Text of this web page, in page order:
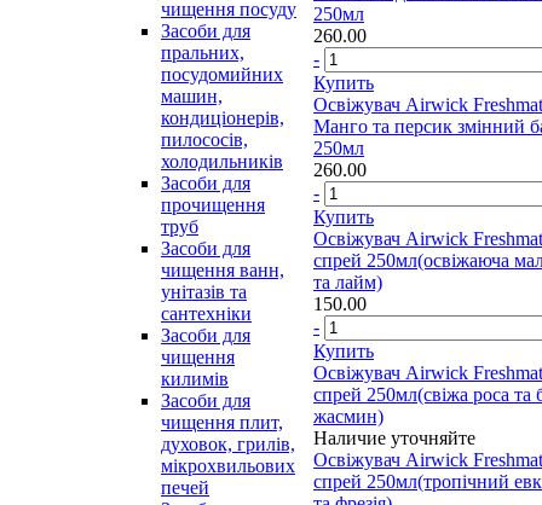
чищення посуду
Засоби для
пральних,
посудомийних
машин,
кондиціонерів,
пилососів,
холодильників
Засоби для
прочищення
труб
Засоби для
чищення ванн,
унітазів та
сантехніки
Засоби для
чищення
килимів
Засоби для
чищення плит,
духовок, грилів,
мікрохвильових
печей
250мл
260.00
-
Купить
Освіжувач Airwick
Манго та персик змінний
250мл
260.00
-
Купить
Освіжувач Airwick
спрей 250мл(освіжаюча
та лайм)
150.00
-
Купить
Освіжувач Airwick
спрей 250мл(свіжа роса та
жасмин)
Наличие уточняйте
Освіжувач Airwick
спрей 250мл(тропічний